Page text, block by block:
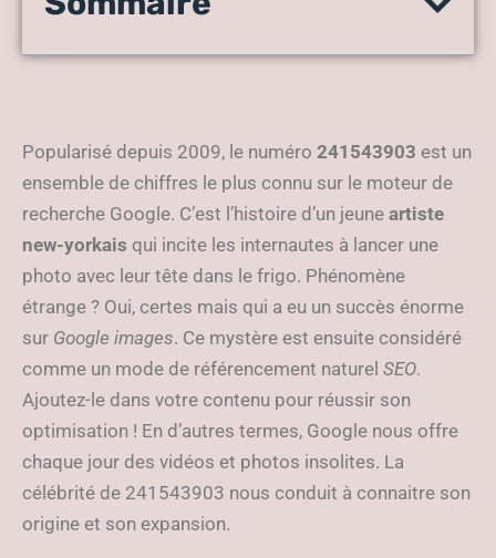
derrière ce numéro
Popularisé depuis 2009, le numéro 241543903 est un
ensemble de chiffres le plus connu sur le moteur de
recherche Google. C’est l’histoire d’un jeune artiste
new-yorkais qui incite les internautes à lancer une
photo avec leur tête dans le frigo. Phénomène
étrange ? Oui, certes mais qui a eu un succès énorme
sur Google images. Ce mystère est ensuite considéré
comme un mode de référencement naturel SEO.
Ajoutez-le dans votre contenu pour réussir son
optimisation ! En d’autres termes, Google nous offre
chaque jour des vidéos et photos insolites. La
célébrité de 241543903 nous conduit à connaitre son
origine et son expansion.